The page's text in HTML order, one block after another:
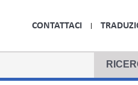
CONTATTACI